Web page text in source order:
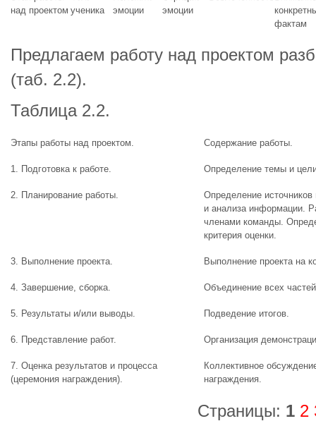
над проектом ученика
эмоции
эмоции
фактам
Предлагаем работу над проектом
(таб. 2.2).
Таблица 2.2.
Этапы работы над проектом. Содержание работы.
1. Подготовка к работе. Определение темы и
2. Планирование работы.
Определение
и анализа информации.
членами команды.
критерия оценки.
3. Выполнение проекта. Выполнение проекта на
4. Завершение, сборка. Объединение всех
5. Результаты и/или выводы. Подведение итогов.
6. Представление работ. Организация
7. Оценка результатов и процесса
(церемония награждения).
Коллективное
награждения.
Страницы: 1 2